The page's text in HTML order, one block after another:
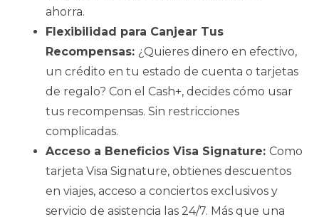
ahorra.
Flexibilidad para Canjear Tus
Recompensas: ¿Quieres dinero en efectivo,
un crédito en tu estado de cuenta o tarjetas
de regalo? Con el Cash+, decides cómo usar
tus recompensas. Sin restricciones
complicadas.
Acceso a Beneficios Visa Signature: Como
tarjeta Visa Signature, obtienes descuentos
en viajes, acceso a conciertos exclusivos y
servicio de asistencia las 24/7. Más que una